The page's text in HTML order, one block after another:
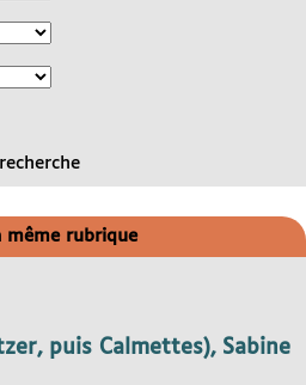
même rubrique
puis Calmettes), Sabine